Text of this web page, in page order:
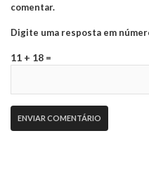
comentar.
Digite uma resposta em
11 + 18 =